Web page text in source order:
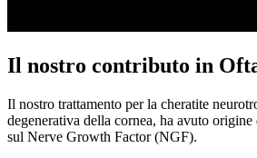
Il nostro contributo in
Il nostro trattamento per la cheratite
degenerativa della cornea, ha avuto origine
sul Nerve Growth Factor (NGF).